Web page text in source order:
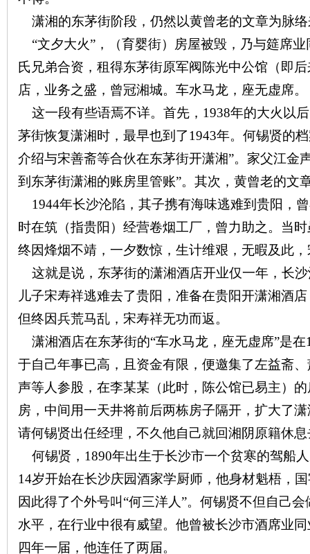
潇湘的东茅街阶段，仍然以黄曾老的文章为脉
“文夕大火”，（育婴街）房屋被毁，乃与筵席
氏兄弟合资，租得东茅街原军阀陈光中公馆（即
店，业务之盛，曾冠湘城。车水马龙，座无虚席。
这一段有些语焉不详。首先， 1938年的大火以
茅街恢复潇湘时，最早也到了1943年。何锡贤的
介绍与宋善斋等合伙在东茅街开潇湘”。家父江金
到东茅街潇湘的账房里管账”。其次，黄曾老的文
1944年长沙沦陷，其子携有海味逃难到贵阳，
时在筑（指贵阳）经营卷烟工厂，曾力助之。当
终因烽烟不靖，一夕数惊，生计维艰，无暇及此
这就是说，东茅街的潇湘酒店开业仅一年，长
儿子宋寿祥逃难去了贵阳，准备在贵阳开潇湘酒
但终因兵荒马乱，宋寿祥无功而返。
潇湘酒店在东茅街的“车水马龙，座无虚席”是在
于自己年事已高，且资金有限，便邀集了左益斋
声等人参股，在李某某（此时，陈公馆已易主）
房，中间用一天井将前后两栋房子隔开，扩大了
请何锡贤出任经理，不久他自己就回湘阴原籍休
何锡贤， 1890年出生于长沙市一个贫寒的驾船
14岁开始在长沙庆园酒家学厨师，他身材魁梧，
因此得了个外号叫“何三洋人”。何锡贤不但自己
水平，在行业中很有威望。他曾被长沙市酒席业
四年一届，他连任了两届。